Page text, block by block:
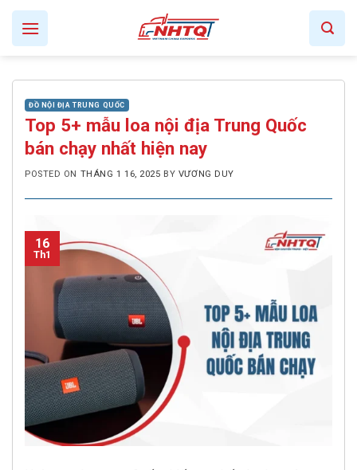
Skip
content
ĐỒ NỘI ĐỊA TRUNG QUỐC
Top 5+ mẫu loa nội địa Trung Quốc
bán chạy nhất hiện nay
POSTED ON THÁNG 1 16, 2025 BY VƯƠNG DUY
16
Th1